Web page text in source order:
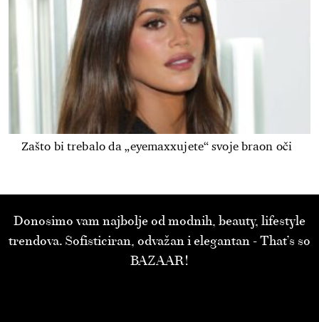
Zašto bi trebalo da „eyemaxxujete“ svoje braon oči
Donosimo vam najbolje od modnih, beauty, lifestyle
trendova. Sofisticiran, odvažan i elegantan - That’s so
BAZAAR!